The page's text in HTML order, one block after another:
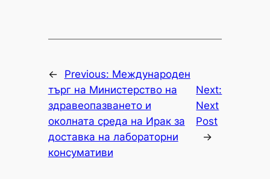
← Previous: Международен
търг на Министерство на
здравеопазването и
околната среда на Ирак за
доставка на лабораторни
консумативи
Next:
Next
Post
→